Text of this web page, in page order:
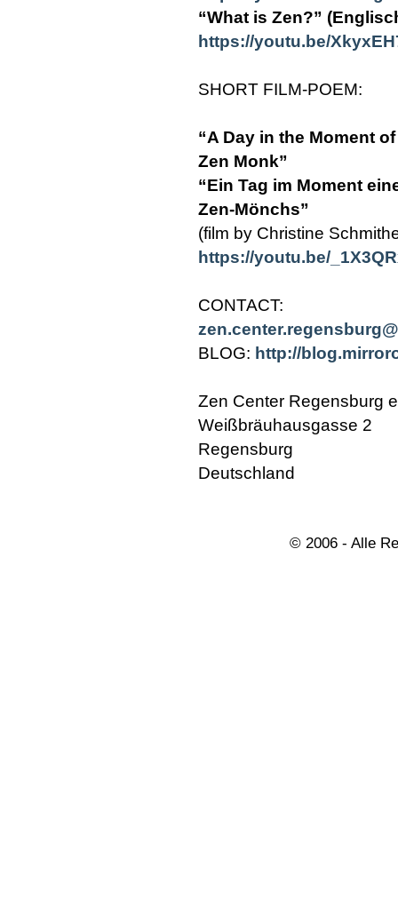
“What is Zen?”
https://youtu.be/
SHORT FILM-POEM:
“A Day in the Moment
Zen Monk”
“Ein Tag im Moment
Zen-Mönchs”
(film by Christine
https://youtu.be/
CONTACT:
BLOG: http://
Zen Center Regensburg
Weißbräuhausgasse 2
Regensburg
Deutschland
© 2006 - Alle